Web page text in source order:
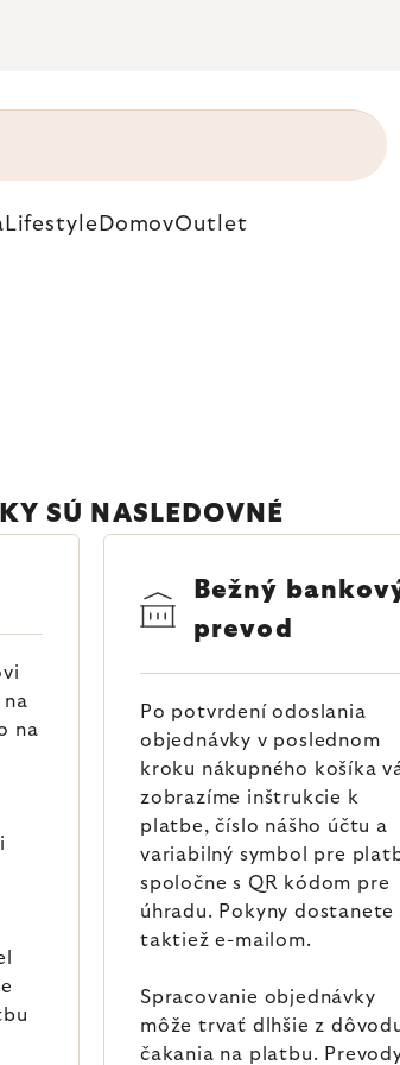
Lifestyle DomovOutlet
SÚ NASLEDOVNÉ
na
Bežný
prevod
Po potvrdení odoslania
objednávky v poslednom
kroku nákupného košíka
zobrazíme inštrukcie k
platbe, číslo nášho účtu a
variabilný symbol pre
spoločne s QR kódom pre
úhradu. Pokyny dostanete
taktiež e-mailom.
Spracovanie objednávky
môže trvať dlhšie z
čakania na platbu.